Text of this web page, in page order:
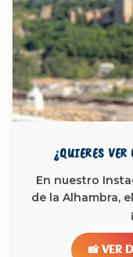
¿QUIERES VER
En nuestro
de la Alhambra,
📸 VER